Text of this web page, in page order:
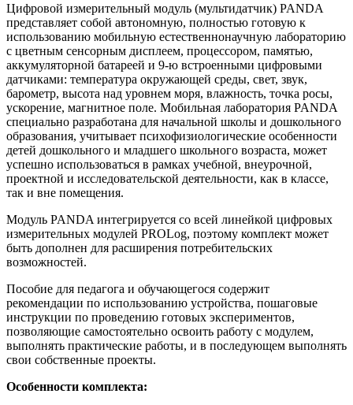
Цифровой измерительный модуль (мультидатчик) PANDA
представляет собой автономную, полностью готовую к
использованию мобильную естественнонаучную лабораторию
с цветным сенсорным дисплеем, процессором, памятью,
аккумуляторной батареей и 9-ю встроенными цифровыми
датчиками: температура окружающей среды, свет, звук,
барометр, высота над уровнем моря, влажность, точка росы,
ускорение, магнитное поле. Мобильная лаборатория PANDA
специально разработана для начальной школы и дошкольного
образования, учитывает психофизиологические особенности
детей дошкольного и младшего школьного возраста, может
успешно использоваться в рамках учебной, внеурочной,
проектной и исследовательской деятельности, как в классе,
так и вне помещения.
Модуль PANDA интегрируется со всей линейкой цифровых
измерительных модулей PROLog, поэтому комплект может
быть дополнен для расширения потребительских
возможностей.
Пособие для педагога и обучающегося содержит
рекомендации по использованию устройства, пошаговые
инструкции по проведению готовых экспериментов,
позволяющие самостоятельно освоить работу с модулем,
выполнять практические работы, и в последующем выполнять
свои собственные проекты.
Особенности комплекта: